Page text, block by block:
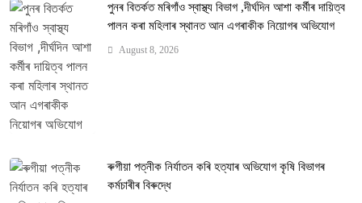
পুনৰ বিতৰ্কত মৰিগাঁও স্বাস্থ্য বিভাগ ,দীৰ্ঘদিন আশা কৰ্মীৰ দায়িত্ব
পালন কৰা মহিলাৰ স্থানত আন এগৰাকীক নিয়োগৰ অভিযোগ
August 8, 2026
ৰুগীয়া পত্নীক নিৰ্যাতন কৰি হত্যাৰ অভিযোগ কৃষি বিভাগৰ
কৰ্মচাৰীৰ বিৰুদ্ধে